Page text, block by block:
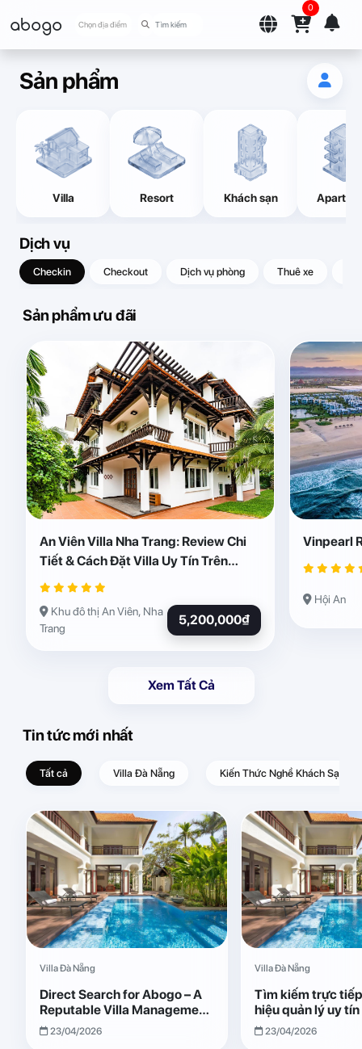
abogo Chọn địa điểm
0
Sản phẩm
Villa Resort Khách sạn
Dịch vụ
Checkin Checkout Dịch vụ phòng Thuê xe
Sản phẩm ưu đãi
An Viên Villa Nha Trang: Review Chi
Tiết & Cách Đặt Villa Uy Tín Trên
Abogo
Khu đô thị An Viên, Nha
Trang
5,200,000₫
Vinpearl
Hội An
Xem Tất Cả
Tin tức mới nhất
Tất cả Villa Đà Nẵng Kiến Thức Nghề Khách Sạn –
Villa Đà Nẵng
Direct Search for Abogo – A
Reputable Villa Management
Brand with Transparent and
Effective Operations
23/04/2026
Villa Đà Nẵng
Tìm kiếm trực
hiệu quản lý uy
Giải pháp vận
quả, minh bạch
23/04/2026